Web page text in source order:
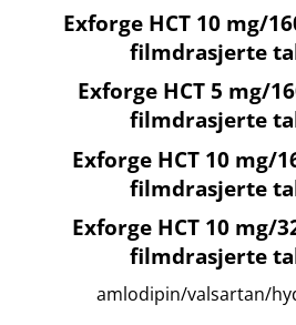
Exforge HCT 10 mg/
filmdrasjerte
Exforge HCT 5 mg/
filmdrasjerte
Exforge HCT 10 mg/
filmdrasjerte
Exforge HCT 10 mg/
filmdrasjerte
amlodipin​/​valsartan​/​